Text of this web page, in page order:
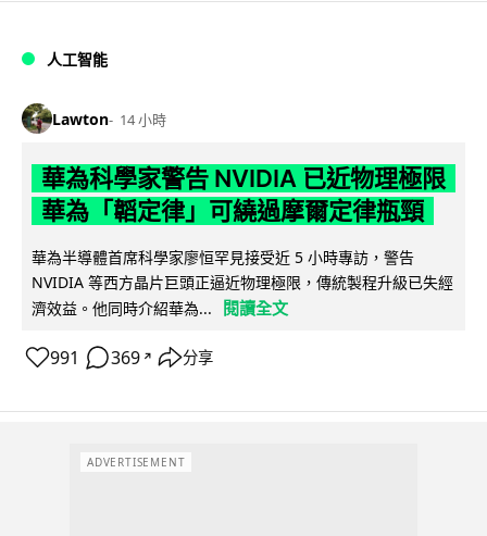
人工智能
Lawton 14 小時
華為科學家警告 NVIDIA 已近物理極限
華為「韜定律」可繞過摩爾定律瓶頸
華為半導體首席科學家廖恒罕見接受近 5 小時專訪，警告
NVIDIA 等西方晶片巨頭正逼近物理極限，傳統製程升級已失經
濟效益。他同時介紹華為...
閱讀全文
991 369 ↗ 分享
ADVERTISEMENT